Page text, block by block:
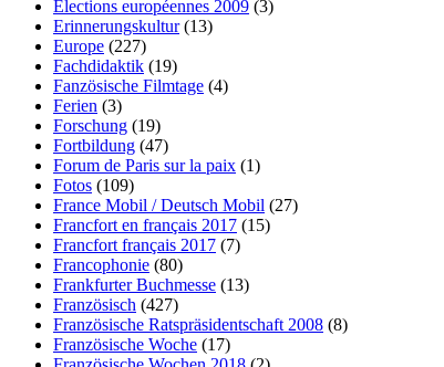
Elections européennes 2009 (3)
Erinnerungskultur(13)
Europe (227)
Fachdidaktik (19)
Fanzösische Filmtage (4)
Ferien (3)
Forschung (19)
Fortbildung (47)
Forum de Paris sur la paix (1)
Fotos (109)
France Mobil / Deutsch Mobil (27)
Francfort en français 2017 (15)
Francfort français 2017 (7)
Francophonie (80)
Frankfurter Buchmesse (13)
Französisch (427)
Französische Ratspräsidentschaft 2008 (8)
Französische Woche (17)